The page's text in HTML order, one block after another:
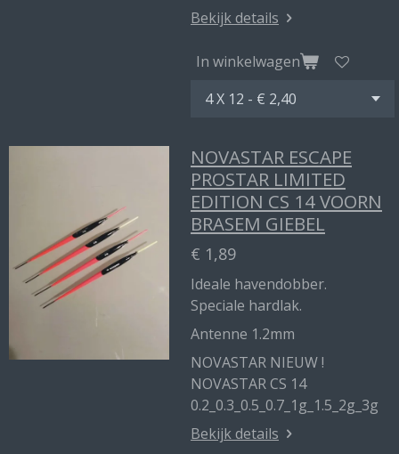
Bekijk details
In winkelwagen
NOVASTAR ESCAPE
PROSTAR LIMITED
EDITION CS 14 VOORN
BRASEM GIEBEL
€ 1,89
Ideale havendobber.
Speciale hardlak.
Antenne 1.2mm
NOVASTAR NIEUW !
NOVASTAR CS 14
0.2_0.3_0.5_0.7_1g_1.5_2g_3g
Bekijk details